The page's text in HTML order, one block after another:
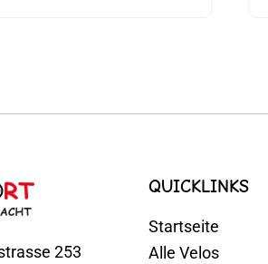
253
QUICKLINKS
Startseite
Alle Velos